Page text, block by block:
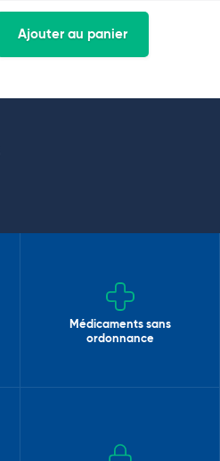
Ajouter au panier
Médicaments sans
ordonnance